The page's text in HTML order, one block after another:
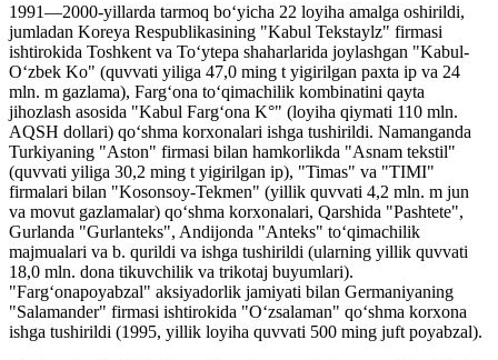
1991—2000-yillarda tarmoq boʻyicha 22 loyiha amalga oshirildi,
jumladan Koreya Respublikasining "Kabul Tekstaylz" firmasi
ishtirokida Toshkent va Toʻytepa shaharlarida joylashgan "Kabul-
Oʻzbek Ko" (quvvati yiliga 47,0 ming t yigirilgan paxta ip va 24
mln. m gazlama), Fargʻona toʻqimachilik kombinatini qayta
jihozlash asosida "Kabul Fargʻona K°" (loyiha qiymati 110 mln.
AQSH dollari) qoʻshma korxonalari ishga tushirildi. Namanganda
Turkiyaning "Aston" firmasi bilan hamkorlikda "Asnam tekstil"
(quvvati yiliga 30,2 ming t yigirilgan ip), "Timas" va "TIMI"
firmalari bilan "Kosonsoy-Tekmen" (yillik quvvati 4,2 mln. m jun
va movut gazlamalar) qoʻshma korxonalari, Qarshida "Pashtete",
Gurlanda "Gurlanteks", Andijonda "Anteks" toʻqimachilik
majmualari va b. qurildi va ishga tushirildi (ularning yillik quvvati
18,0 mln. dona tikuvchilik va trikotaj buyumlari).
"Fargʻonapoyabzal" aksiyadorlik jamiyati bilan Germaniyaning
"Salamander" firmasi ishtirokida "Oʻzsalaman" qoʻshma korxona
ishga tushirildi (1995, yillik loyiha quvvati 500 ming juft poyabzal).